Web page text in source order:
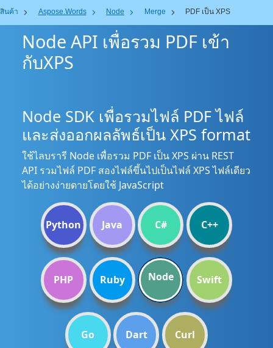
สินค้า Aspose.Words Node Merge PDF เป็น XPS
Node API เพื่อรวม PDF เข้า
กับXPS
Node SDK เพื่อรวมไฟล์ PDF ไฟล์
และส่งออกผลลัพธ์เป็น XPS format
ใช้ไลบรารี Node เพื่อรวม PDF เป็น XPS ผ่าน REST
API รวมไฟล์ PDF สองไฟล์ขึ้นไปเป็นไฟล์ XPS ไฟล์เดียว
ได้อย่างง่ายดายโดยใช้ JavaScript
Python Java C# C++
PHP Ruby Node Swift
Go Dart Curl